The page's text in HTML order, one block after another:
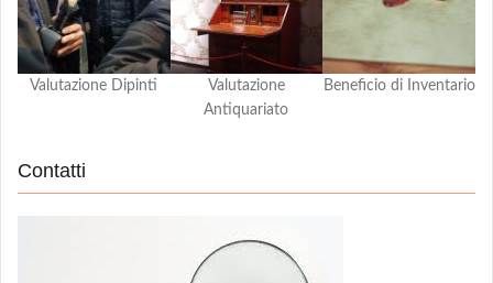
Valutazione Dipinti
Valutazione
Antiquariato
Beneficio di Inventario
Contatti